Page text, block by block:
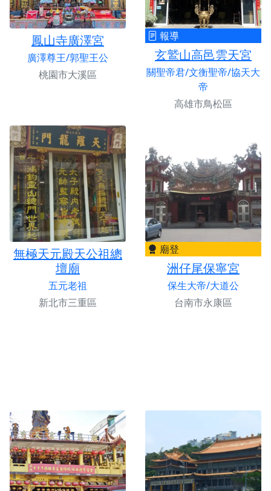
鳳山寺廣澤宮
廣澤尊王/郭聖王公
桃園市大溪區
報導
玄鷲山高邑雲天宮
關聖帝君/文衡聖帝/協天大
帝
高雄市鳥松區
無極天元殿天公祖總
壇廟
五元老祖
新北市三重區
廟登
洲仔尾保寧宮
保生大帝/大道公
台南市永康區